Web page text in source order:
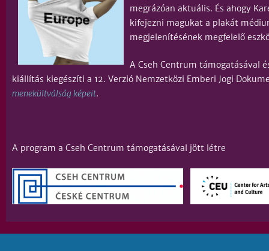
megrázóan aktuális. És ahogy
kifejezni magukat a plakát
megjelenítésének
A Cseh Centrum támogatásával
kiállítás kiegészíti a 12. Verzió Nemzetközi Emberi Jogi
menekültválság képeit.
A program a Cseh Centrum támogatásával jött létre